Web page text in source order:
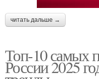
читать дальше →
Топ-10 самых
России 2025